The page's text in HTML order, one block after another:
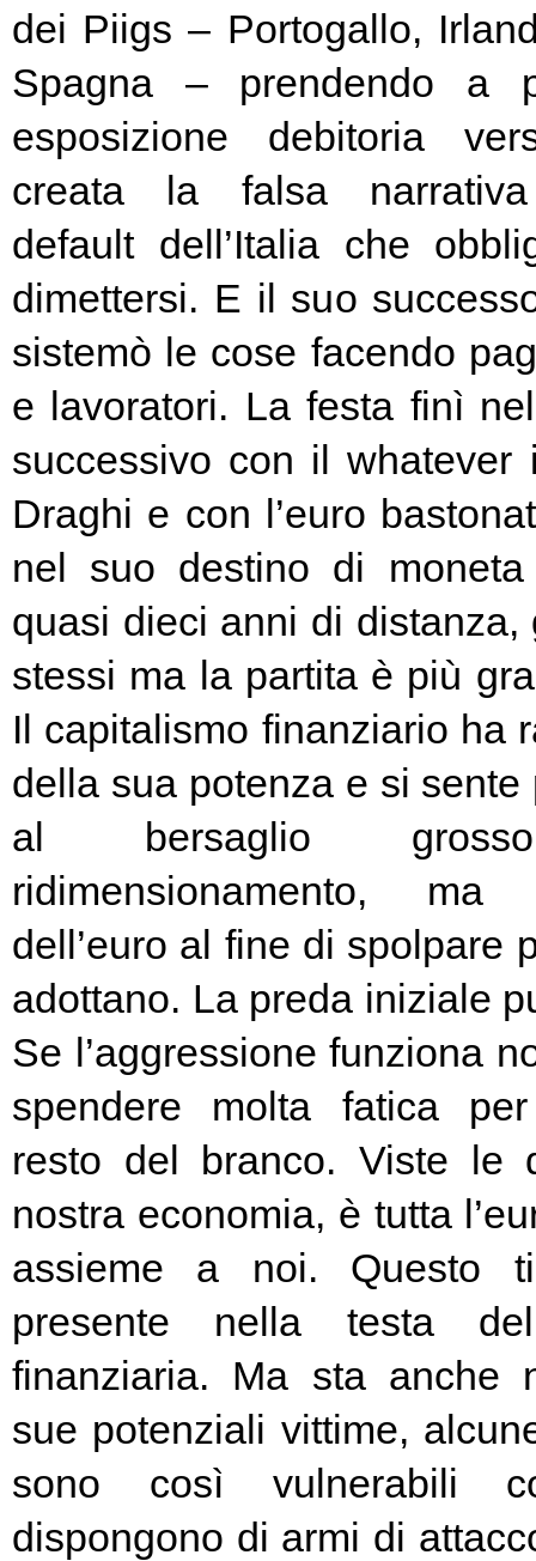
dei Piigs – Portogallo,
Spagna – prendendo a
esposizione debitoria
creata la falsa narrativa
default dell’Italia che
dimettersi. E il suo
sistemò le cose facendo
e lavoratori. La festa finì
successivo con il whatever
Draghi e con l’euro
nel suo destino di
quasi dieci anni di
stessi ma la partita è più
Il capitalismo finanziario ha
della sua potenza e si sente
al bersaglio
ridimensionamento,
dell’euro al fine di spolpare
adottano. La preda iniziale
Se l’aggressione funziona
spendere molta fatica
resto del branco. Viste le
nostra economia, è tutta
assieme a noi. Questo
presente nella testa
finanziaria. Ma sta anche
sue potenziali vittime,
sono così vulnerabili
dispongono di armi di